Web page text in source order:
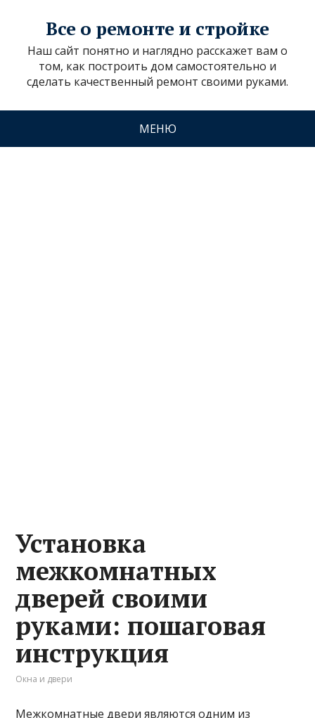
Все о ремонте и стройке
Наш сайт понятно и наглядно расскажет вам о
том, как построить дом самостоятельно и
сделать качественный ремонт своими руками.
МЕНЮ
Установка
межкомнатных
дверей своими
руками: пошаговая
инструкция
Окна и двери
Межкомнатные двери являются одним из